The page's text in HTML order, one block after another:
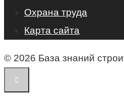
Охрана труда
Карта сайта
© 2026 База знаний